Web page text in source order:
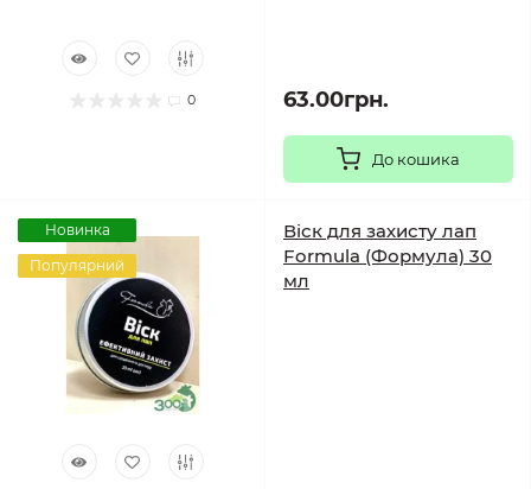
0 63.00грн.
До кошика
Новинка
Популярний
Віск для захисту лап
Formula (Формула) 30
мл